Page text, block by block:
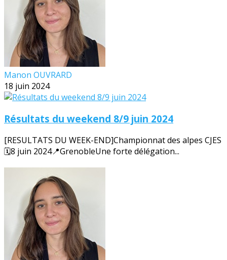
Manon OUVRARD
18 juin 2024
Résultats du weekend 8/9 juin 2024
[RESULTATS DU WEEK-END]Championnat des alpes CJES
🗓️8 juin 2024📍GrenobleUne forte délégation...